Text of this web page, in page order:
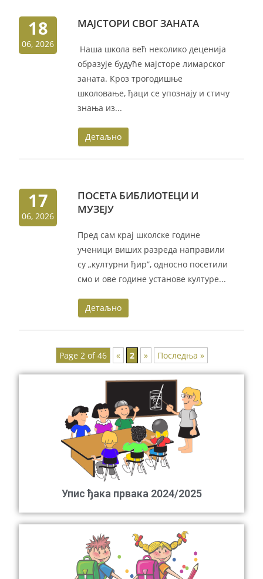
18
06, 2026
МАЈСТОРИ СВОГ ЗАНАТА
Наша школа већ неколико деценија
образује будуће мајсторе лимарског
заната. Кроз трогодишње
школовање, ђаци се упознају и стичу
знања из...
Детаљно
17
06, 2026
ПОСЕТА БИБЛИОТЕЦИ И
МУЗЕЈУ
Пред сам крај школске године
ученици виших разреда направили
су „културни ђир”, односно посетили
смо и ове године установе културе...
Детаљно
Page 2 of 46 « 2 » Последња »
Упис ђака првака 2024/2025